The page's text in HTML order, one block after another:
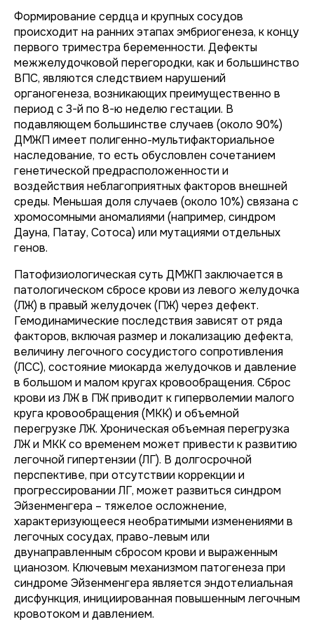
Формирование сердца и крупных сосудов
происходит на ранних этапах эмбриогенеза, к концу
первого триместра беременности. Дефекты
межжелудочковой перегородки, как и большинство
ВПС, являются следствием нарушений
органогенеза, возникающих преимущественно в
период с 3-й по 8-ю неделю гестации. В
подавляющем большинстве случаев (около 90%)
ДМЖП имеет полигенно-мультифакториальное
наследование, то есть обусловлен сочетанием
генетической предрасположенности и
воздействия неблагоприятных факторов внешней
среды. Меньшая доля случаев (около 10%) связана с
хромосомными аномалиями (например, синдром
Дауна, Патау, Сотоса) или мутациями отдельных
генов.
Патофизиологическая суть ДМЖП заключается в
патологическом сбросе крови из левого желудочка
(ЛЖ) в правый желудочек (ПЖ) через дефект.
Гемодинамические последствия зависят от ряда
факторов, включая размер и локализацию дефекта,
величину легочного сосудистого сопротивления
(ЛСС), состояние миокарда желудочков и давление
в большом и малом кругах кровообращения. Сброс
крови из ЛЖ в ПЖ приводит к гиперволемии малого
круга кровообращения (МКК) и объемной
перегрузке ЛЖ. Хроническая объемная перегрузка
ЛЖ и МКК со временем может привести к развитию
легочной гипертензии (ЛГ). В долгосрочной
перспективе, при отсутствии коррекции и
прогрессировании ЛГ, может развиться синдром
Эйзенменгера – тяжелое осложнение,
характеризующееся необратимыми изменениями в
легочных сосудах, право-левым или
двунаправленным сбросом крови и выраженным
цианозом. Ключевым механизмом патогенеза при
синдроме Эйзенменгера является эндотелиальная
дисфункция, инициированная повышенным легочным
кровотоком и давлением.